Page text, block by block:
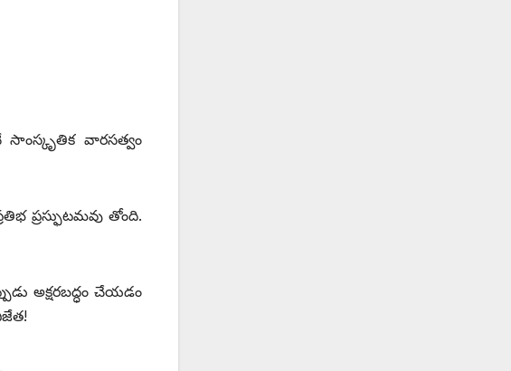
వారసత్వం
ప్రస్ఫుటమవు తోంది.
అక్షరబద్ధం చేయడం